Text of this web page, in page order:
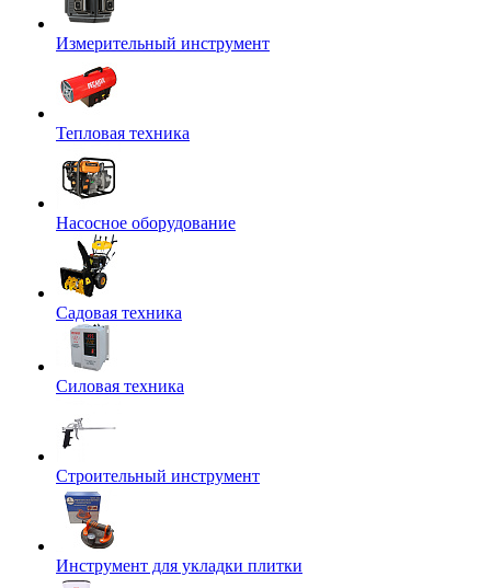
Измерительный инструмент
Тепловая техника
Насосное оборудование
Садовая техника
Силовая техника
Строительный инструмент
Инструмент для укладки плитки